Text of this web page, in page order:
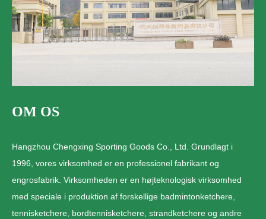
OM OS
Hangzhou Chengxing Sporting Goods Co., Ltd. Grundlagt i
1996, vores virksomhed er en professionel fabrikant og
engrosfabrik. Virksomheden er en højteknologisk virksomhed
med speciale i produktion af forskellige badmintonketchere,
tennisketchere, bordtennisketchere, strandketchere og andre